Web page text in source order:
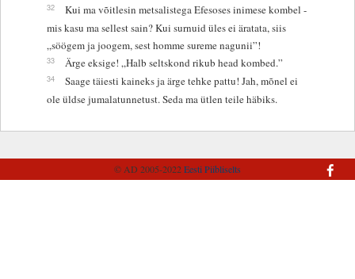
32
Kui ma võitlesin metsalistega Efesoses inimese kombel -
mis kasu ma sellest sain? Kui surnuid üles ei äratata, siis
„söögem ja joogem, sest homme sureme nagunii”!
33 Ärge eksige! „Halb seltskond rikub head kombed.”
34
Saage täiesti kaineks ja ärge tehke pattu! Jah, mõnel ei
ole üldse jumalatunnetust. Seda ma ütlen teile häbiks.
© AD 2005-2022Eesti Piibliselts